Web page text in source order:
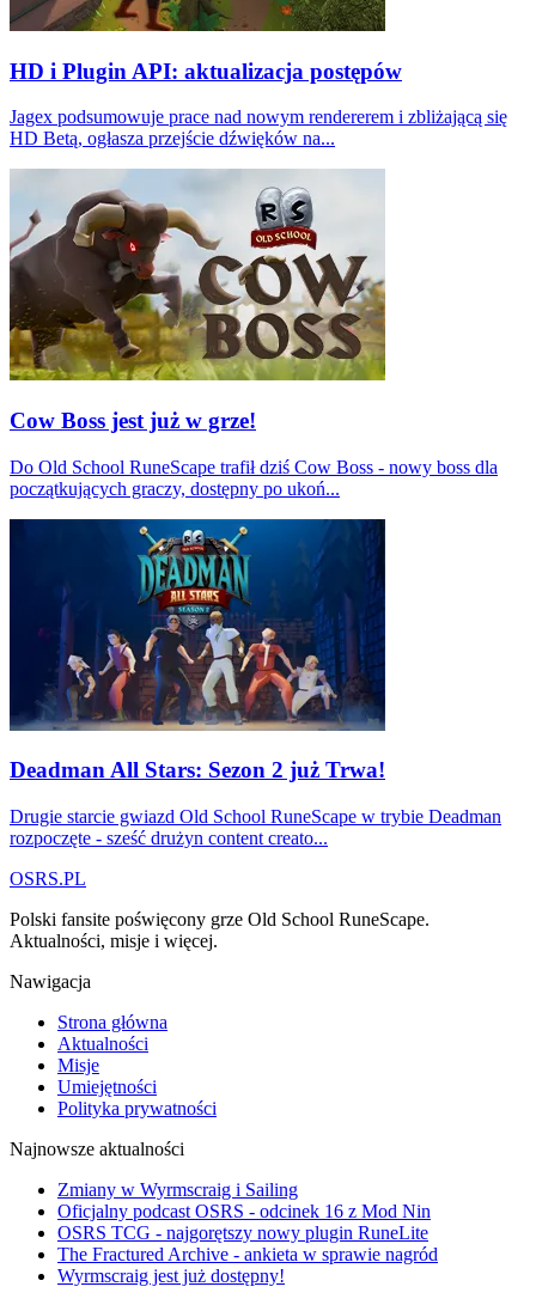
HD i Plugin API: aktualizacja postępów
Jagex podsumowuje prace nad nowym rendererem i zbliżającą się
HD Betą, ogłasza przejście dźwięków na...
Cow Boss jest już w grze!
Do Old School RuneScape trafił dziś Cow Boss - nowy boss dla
początkujących graczy, dostępny po ukoń...
Deadman All Stars: Sezon 2 już Trwa!
Drugie starcie gwiazd Old School RuneScape w trybie Deadman
rozpoczęte - sześć drużyn content creato...
OSRS.PL
Polski fansite poświęcony grze Old School RuneScape.
Aktualności, misje i więcej.
Nawigacja
Strona główna
Aktualności
Misje
Umiejętności
Polityka prywatności
Najnowsze aktualności
Zmiany w Wyrmscraig i Sailing
Oficjalny podcast OSRS - odcinek 16 z Mod Nin
OSRS TCG - najgorętszy nowy plugin RuneLite
The Fractured Archive - ankieta w sprawie nagród
Wyrmscraig jest już dostępny!